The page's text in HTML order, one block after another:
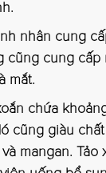
nhân cung
cũng cung cấp
mắt.
chứa
cũng giàu
và mangan.